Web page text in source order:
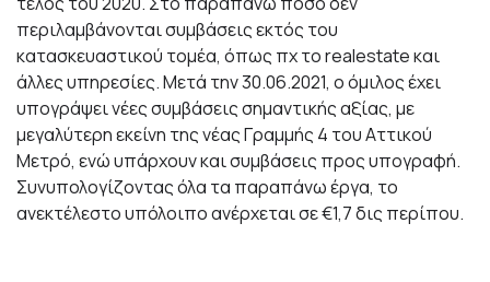
περιλαμβάνονται συμβάσεις εκτός του
κατασκευαστικού τομέα, όπως πχ το realestate και
άλλες υπηρεσίες. Μετά την 30.06.2021, ο όμιλος έχει
υπογράψει νέες συμβάσεις σημαντικής αξίας, με
μεγαλύτερη εκείνη της νέας Γραμμής 4 του Αττικού
Μετρό, ενώ υπάρχουν και συμβάσεις προς υπογραφή.
Συνυπολογίζοντας όλα τα παραπάνω έργα, το
ανεκτέλεστο υπόλοιπο ανέρχεται σε €1,7 δις περίπου.